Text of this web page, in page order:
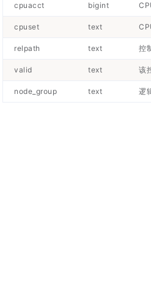
cpuacct bigint
cpuset text
relpath text 控
valid text 该
node_group text 逻